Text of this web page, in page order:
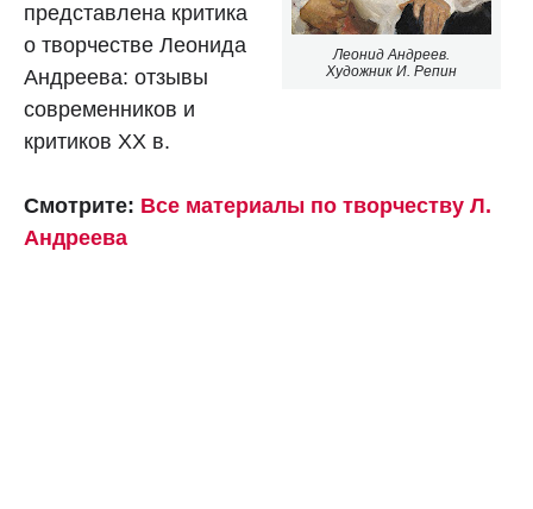
Леонид Андреев.
Художник И. Репин
представлена критика
о творчестве Леонида
Андреева: отзывы
современников и
критиков XX в.
Смотрите: Все материалы по творчеству Л.
Андреева